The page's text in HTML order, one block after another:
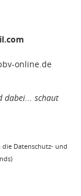
online.de
dabei... schaut
Datenschutz- und